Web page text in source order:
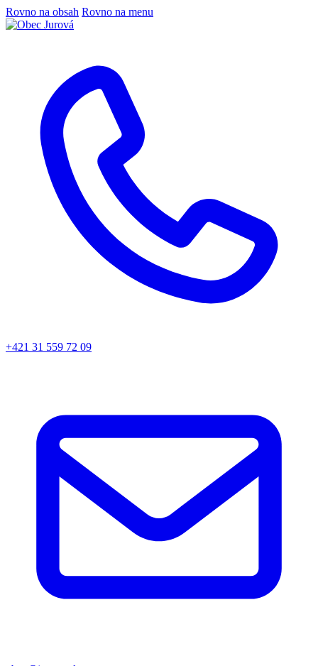
Rovno na obsah Rovno na menu
+421 31 559 72 09